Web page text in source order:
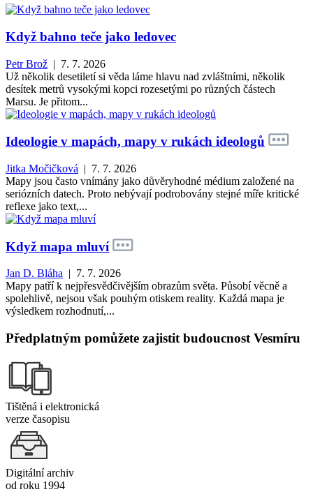
Když bahno teče jako ledovec
Petr Brož | 7. 7. 2026
Už několik desetiletí si věda láme hlavu nad zvláštními, několik
desítek metrů vysokými kopci rozesetými po různých částech
Marsu. Je přitom...
Ideologie v mapách, mapy v rukách ideologů
Jitka Močičková | 7. 7. 2026
Mapy jsou často vnímány jako důvěryhodné médium založené na
seriózních datech. Proto nebývají podrobovány stejné míře kritické
reflexe jako text,...
Když mapa mluví
Jan D. Bláha | 7. 7. 2026
Mapy patří k nejpřesvědčivějším obrazům světa. Působí věcně a
spolehlivě, nejsou však pouhým otiskem reality. Každá mapa je
výsledkem rozhodnutí,...
Předplatným pomůžete zajistit budoucnost Vesmíru
Tištěná i elektronická
verze časopisu
Digitální archiv
od roku 1994